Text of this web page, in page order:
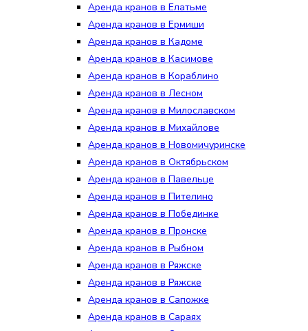
Аренда кранов в Елатьме
Аренда кранов в Ермиши
Аренда кранов в Кадоме
Аренда кранов в Касимове
Аренда кранов в Кораблино
Аренда кранов в Лесном
Аренда кранов в Милославском
Аренда кранов в Михайлове
Аренда кранов в Новомичуринске
Аренда кранов в Октябрьском
Аренда кранов в Павельце
Аренда кранов в Пителино
Аренда кранов в Побединке
Аренда кранов в Пронске
Аренда кранов в Рыбном
Аренда кранов в Ряжске
Аренда кранов в Ряжске
Аренда кранов в Сапожке
Аренда кранов в Сараях